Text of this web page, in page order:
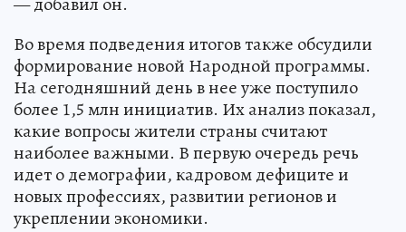
Во время подведения итогов также обсудили
формирование новой Народной программы.
На сегодняшний день в нее уже поступило
более 1,5 млн инициатив. Их анализ показал,
какие вопросы жители страны считают
наиболее важными. В первую очередь речь
идет о демографии, кадровом дефиците и
новых профессиях, развитии регионов и
укреплении экономики.